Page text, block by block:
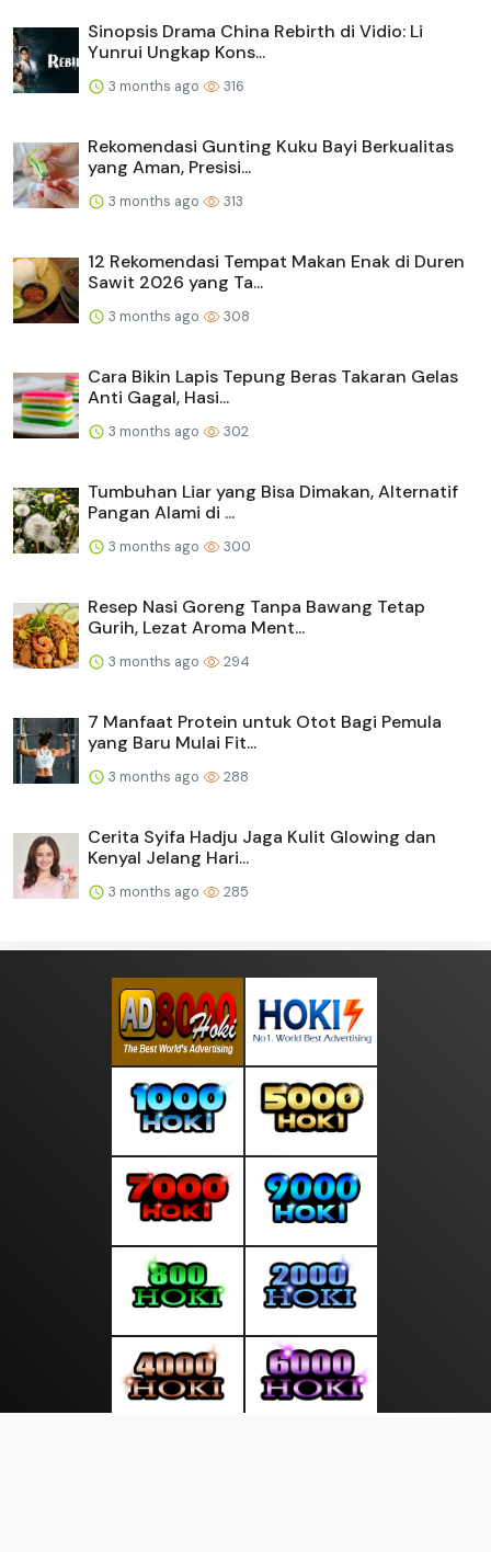
Sinopsis Drama China Rebirth di Vidio: Li
Yunrui Ungkap Kons...
3 months ago 316
Rekomendasi Gunting Kuku Bayi Berkualitas
yang Aman, Presisi...
3 months ago 313
12 Rekomendasi Tempat Makan Enak di Duren
Sawit 2026 yang Ta...
3 months ago 308
Cara Bikin Lapis Tepung Beras Takaran Gelas
Anti Gagal, Hasi...
3 months ago 302
Tumbuhan Liar yang Bisa Dimakan, Alternatif
Pangan Alami di ...
3 months ago 300
Resep Nasi Goreng Tanpa Bawang Tetap
Gurih, Lezat Aroma Ment...
3 months ago 294
7 Manfaat Protein untuk Otot Bagi Pemula
yang Baru Mulai Fit...
3 months ago 288
Cerita Syifa Hadju Jaga Kulit Glowing dan
Kenyal Jelang Hari...
3 months ago 285